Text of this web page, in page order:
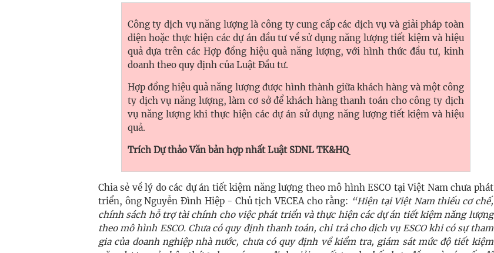
Công ty dịch vụ năng lượng là công ty cung cấp các dịch vụ và giải pháp toàn
diện hoặc thực hiện các dự án đầu tư về sử dụng năng lượng tiết kiệm và hiệu
quả dựa trên các Hợp đồng hiệu quả năng lượng, với hình thức đầu tư, kinh
doanh theo quy định của Luật Đầu tư.
Hợp đồng hiệu quả năng lượng được hình thành giữa khách hàng và một công
ty dịch vụ năng lượng, làm cơ sở để khách hàng thanh toán cho công ty dịch
vụ năng lượng khi thực hiện các dự án sử dụng năng lượng tiết kiệm và hiệu
quả.
Trích Dự thảo Văn bản hợp nhất Luật SDNL TK&HQ
Chia sẻ về lý do các dự án tiết kiệm năng lượng theo mô hình ESCO tại Việt Nam chưa phát
triển, ông Nguyễn Đình Hiệp - Chủ tịch VECEA cho rằng: “Hiện tại Việt Nam thiếu cơ chế,
chính sách hỗ trợ tài chính cho việc phát triển và thực hiện các dự án tiết kiệm năng lượng
theo mô hình ESCO. Chưa có quy định thanh toán, chi trả cho dịch vụ ESCO khi có sự tham
gia của doanh nghiệp nhà nước, chưa có quy định về kiểm tra, giám sát mức độ tiết kiệm